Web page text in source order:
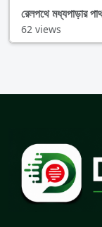
রেলপথে মধ্যপাড়ার
62 views